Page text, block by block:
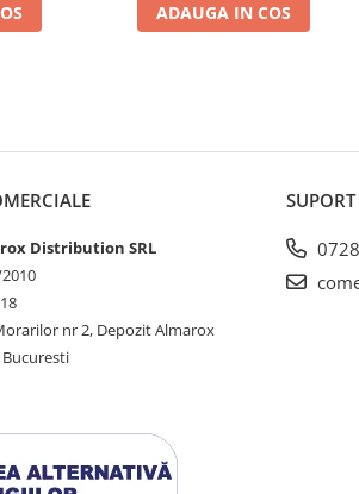
ADAUGA IN COS
Distribution SRL
nr 2, Depozit Almarox